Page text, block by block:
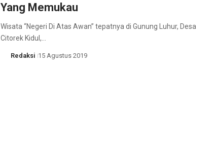
Yang Memukau
Wisata “Negeri Di Atas Awan” tepatnya di Gunung Luhur, Desa
Citorek Kidul,…
Redaksi 15 Agustus 2019